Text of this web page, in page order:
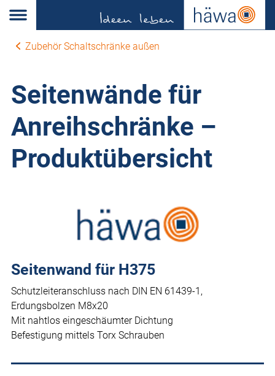
Zubehör Schaltschränke außen
Seitenwände für
Anreihschränke –
Produktübersicht
Seitenwand für H375
Schutzleiteranschluss nach DIN EN 61439-1,
Erdungsbolzen M8x20
Mit nahtlos eingeschäumter Dichtung
Befestigung mittels Torx Schrauben